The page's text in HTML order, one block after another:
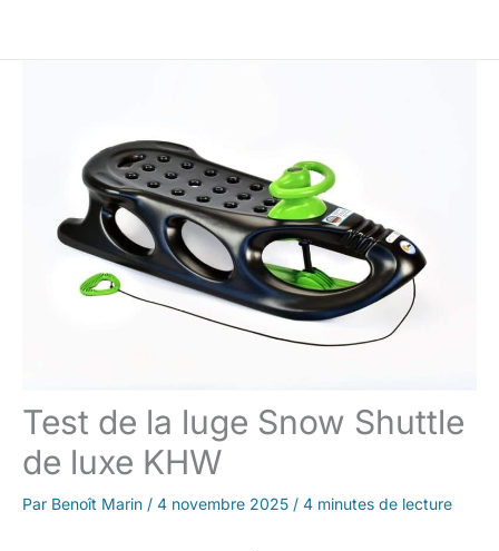
Test de la luge Snow Shuttle
de luxe KHW
Par Benoît Marin / 4 novembre 2025 / 4 minutes de lecture